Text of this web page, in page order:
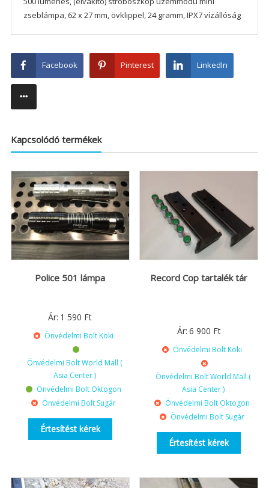
zseblámpa, 62 x 27 mm, övklippel, 24 gramm, IPX7 vízállóság
Facebook Pinterest LinkedIn
Kapcsolódó termékek
Police 501 lámpa
Ár: 1 590 Ft
Önvédelmi Bolt Köki
Önvédelmi Bolt World Mall (
Asia Center )
Önvédelmi Bolt Oktogon
Önvédelmi Bolt Sugár
Értesítést kérek
Record Cop tartalék tár
Ár: 6 900 Ft
Önvédelmi Bolt Köki
Önvédelmi Bolt World Mall (
Asia Center )
Önvédelmi Bolt Oktogon
Önvédelmi Bolt Sugár
Értesítést kérek